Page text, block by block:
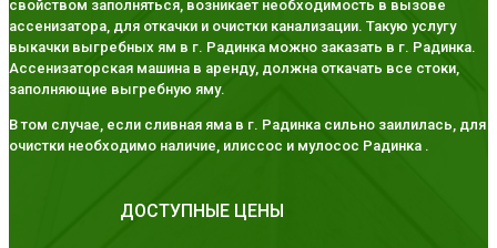
свойством заполняться, возникает необходимость в вызове
ассенизатора, для откачки и очистки канализации. Такую услугу
выкачки выгребных ям в г. Радинка можно заказать в г. Радинка.
Ассенизаторская машина в аренду, должна откачать все стоки,
заполняющие выгребную яму.
В том случае, если сливная яма в г. Радинка сильно заилилась, для
очистки необходимо наличие, илиссос и мулосос Радинка .
ДОСТУПНЫЕ ЦЕНЫ